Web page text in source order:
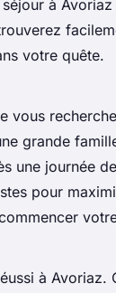
à
votre quête.
vous
grande
une journée
pour
à Avoriaz.